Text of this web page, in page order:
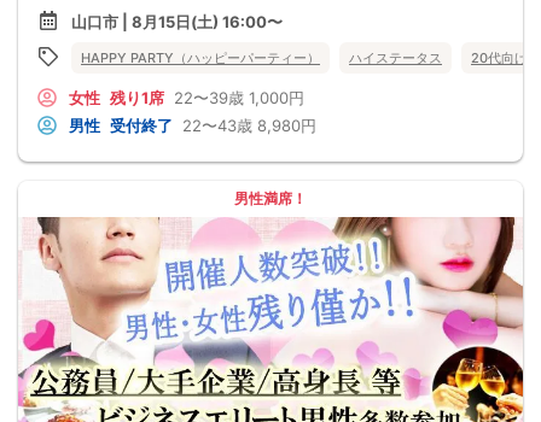
山口市 | 8月15日(土) 16:00〜
HAPPY PARTY（ハッピーパーティー） ハイステータス 20代向け
女性 残り1席 22〜39歳 1,000円
男性 受付終了 22〜43歳 8,980円
男性満席！